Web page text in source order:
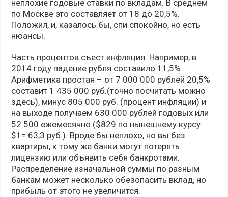
неплохие годовые ставки по вкладам. В среднем
по Москве это составляет от 18 до 20,5%.
Положил, и, казалось бы, спи спокойно, но есть
нюансы.
Часть процентов съест инфляция. Например, в
2014 году падение рубля составило 11,5%.
Арифметика простая – от 7 000 000 рублей 20,5%
составит 1 435 000 руб.(точно посчитать можно
здесь), минус 805 000 руб. (процент инфляции) и
на выходе получаем 630 000 рублей годовых или
52 500 ежемесячно ($829 по нынешнему курсу
$1= 63,3 руб.). Вроде бы неплохо, но вы без
квартиры, к тому же банки могут потерять
лицензию или объявить себя банкротами.
Распределение изначальной суммы по разным
банкам может несколько обезопасить вклад, но
прибыль от этого не увеличится.